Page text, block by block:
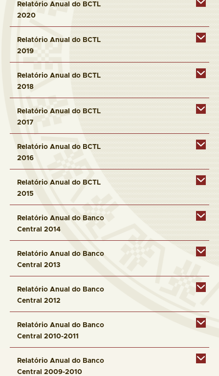
Relatório Anual do BCTL
2020
Relatório Anual do BCTL
2019
Relatório Anual do BCTL
2018
Relatório Anual do BCTL
2017
Relatório Anual do BCTL
2016
Relatório Anual do BCTL
2015
Relatório Anual do Banco
Central 2014
Relatório Anual do Banco
Central 2013
Relatório Anual do Banco
Central 2012
Relatório Anual do Banco
Central 2010-2011
Relatório Anual do Banco
Central 2009-2010